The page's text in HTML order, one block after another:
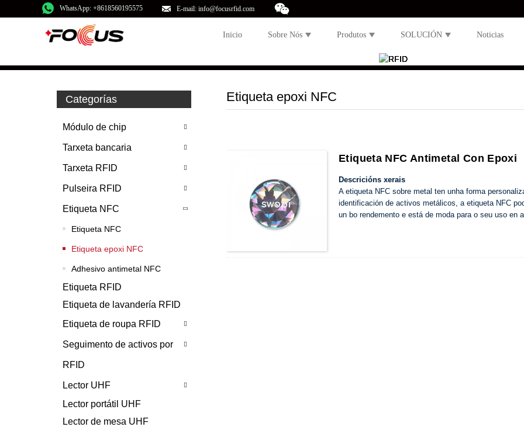
WhatsApp: +8618560195575 E-mail: info@focusrfid.com
Inicio Sobre Nós Produtos SOLUCIÓN Noticias
Categorías
Módulo de chip
Tarxeta bancaria
Tarxeta RFID
Pulseira RFID
Etiqueta NFC
Etiqueta NFC
Etiqueta epoxi NFC
Adhesivo antimetal NFC
Etiqueta RFID
Etiqueta de lavandería RFID
Etiqueta de roupa RFID
Seguimento de activos por
RFID
Lector UHF
Lector portátil UHF
Lector de mesa UHF
Etiqueta epoxi NFC
Etiqueta NFC Antimetal Con Epoxi
Descricións xerais
A etiqueta NFC sobre metal ten unha forma
identificación de activos metálicos, a etiqueta NFC
un bo rendemento e está de moda para o seu uso